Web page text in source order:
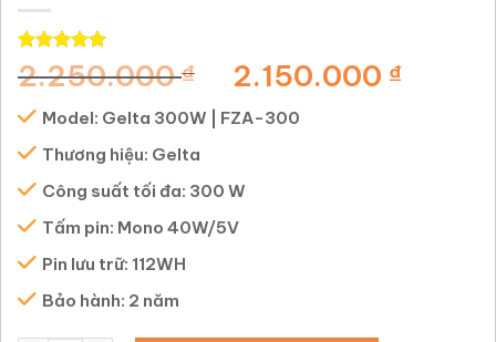
5.00 trên 5
dựa trên
1
2.250.000₫ Giá
gốc
là:
2.150.000 ₫
Model: Gelta 300W | FZA-300
Thương hiệu: Gelta
Công suất tối đa: 300 W
Tấm pin: Mono 40W/5V
Pin lưu trữ: 112WH
Bảo hành: 2 năm